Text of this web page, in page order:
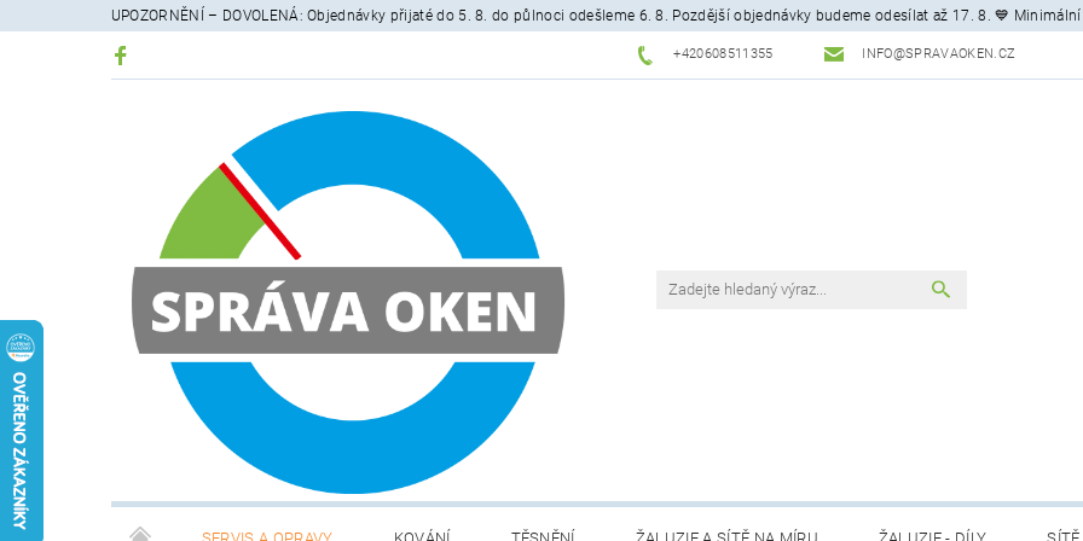
UPOZORNĚNÍ – DOVOLENÁ: Objednávky přijaté do 5. 8. do půlnoci odešleme 6. 8. Pozdější objednávky budeme odesílat až 17. 8. 💙
+420608511355 INFO@SPRAVAOKEN.CZ